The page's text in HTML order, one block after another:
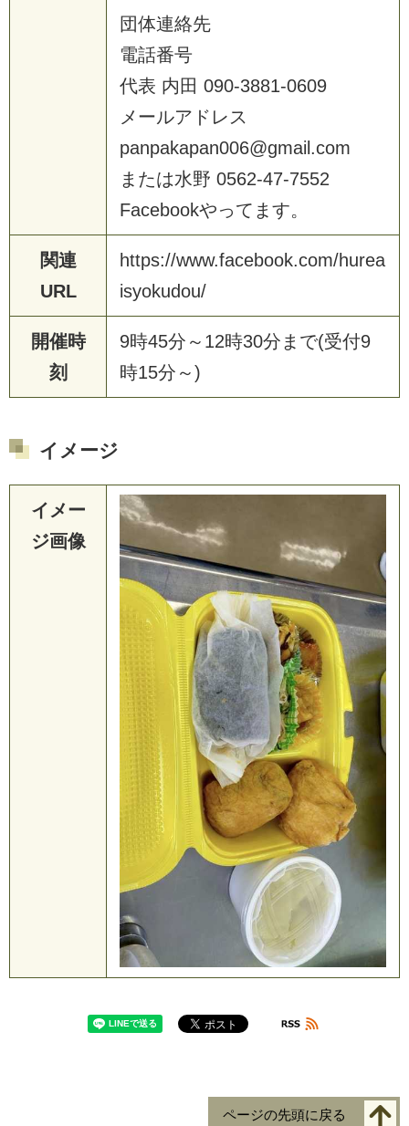
団体連絡先
電話番号
代表 内田 090-3881-0609
メ ールア ド レ ス
panpakapan006@gmail.com
ま たは水野 0562-47-7552
Facebookやって ま す。
関連
URL
https://www.facebook.com/hurea
isyokudou/
開催時
刻
9時45分 ～ 12時30分 ま で(受付9
時15分 ～)
イメージ
イメー
ジ画像
ページの先頭に戻る